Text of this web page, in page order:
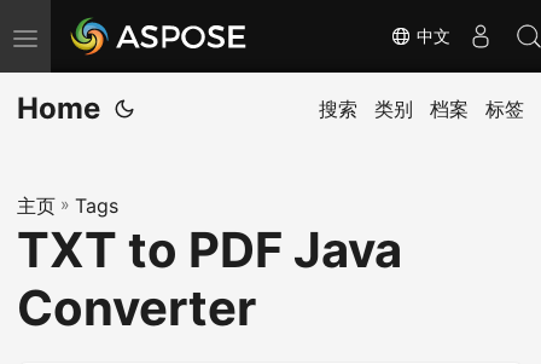
切
换
导
中文
Home 搜索 类别 档案 标签
主页 » Tags
TXT to PDF Java
Converter